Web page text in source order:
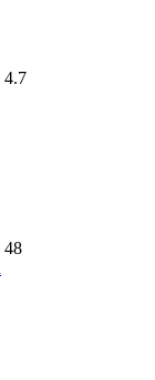
4.7
48